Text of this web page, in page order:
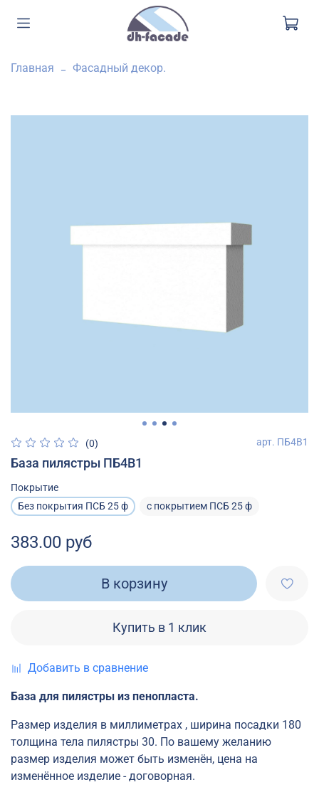
Главная Фасадный декор.
(0) арт. ПБ4В1
База пилястры ПБ4В1
Покрытие
Без покрытия ПСБ 25 ф
с покрытием ПСБ 25 ф
383.00 руб
В корзину
Купить в 1 клик
Добавить в сравнение
База для пилястры из пенопласта.
Размер изделия в миллиметрах , ширина посадки 180
толщина тела пилястры 30. По вашему желанию
размер изделия может быть изменён, цена на
изменённое изделие - договорная.